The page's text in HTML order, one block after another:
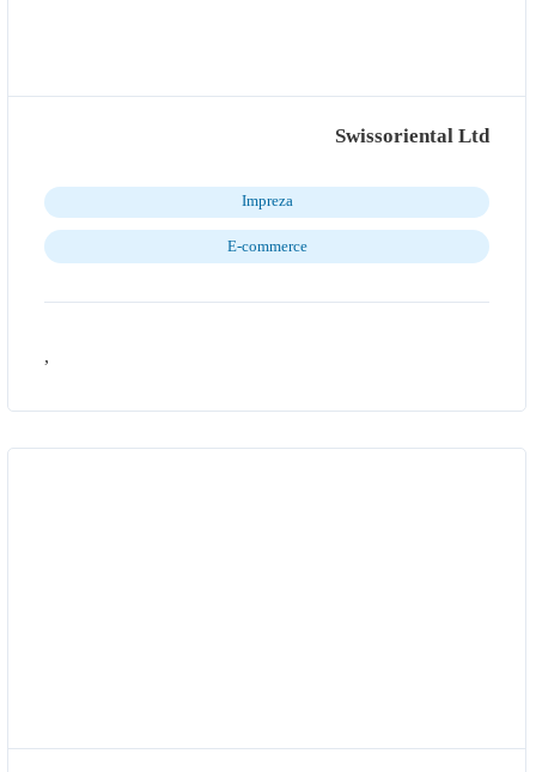
Swissoriental Ltd
Impreza
E-commerce
,